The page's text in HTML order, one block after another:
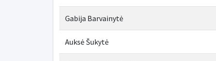
Gabija Barvainytė
Auksė Šukytė